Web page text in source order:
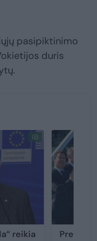
pasipiktinimo
duris
reikia